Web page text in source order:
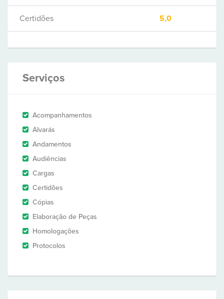
Certidões 5,0
Serviços
Acompanhamentos
Alvarás
Andamentos
Audiências
Cargas
Certidões
Cópias
Elaboração de Peças
Homologações
Protocolos